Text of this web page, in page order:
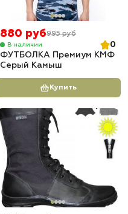
880 руб995 руб
В наличии
0
ФУТБОЛКА Премиум КМФ
Серый Камыш
Купить